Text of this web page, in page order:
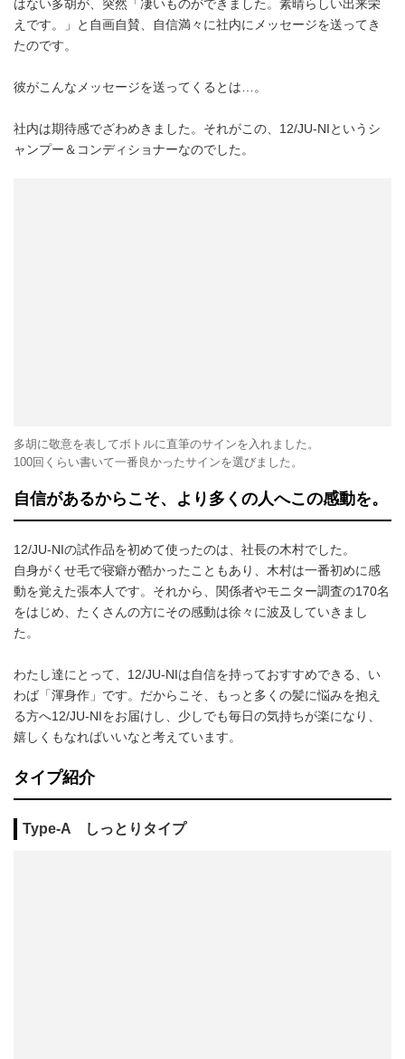
はない多胡が、突然「凄いものができました。素晴らしい出来栄
えです。」と自画自賛、自信満々に社内にメッセージを送ってき
たのです。
彼がこんなメッセージを送ってくるとは…。
社内は期待感でざわめきました。それがこの、12/JU-NIというシ
ャンプー＆コンディショナーなのでした。
多胡に敬意を表してボトルに直筆のサインを入れました。
100回くらい書いて一番良かったサインを選びました。
自信があるからこそ、より多くの人へこの感動を。
12/JU-NIの試作品を初めて使ったのは、社長の木村でした。
自身がくせ毛で寝癖が酷かったこともあり、木村は一番初めに感
動を覚えた張本人です。それから、関係者やモニター調査の170名
をはじめ、たくさんの方にその感動は徐々に波及していきまし
た。
わたし達にとって、12/JU-NIは自信を持っておすすめできる、い
わば「渾身作」です。だからこそ、もっと多くの髪に悩みを抱え
る方へ12/JU-NIをお届けし、少しでも毎日の気持ちが楽になり、
嬉しくもなればいいなと考えています。
タイプ紹介
Type-A しっとりタイプ